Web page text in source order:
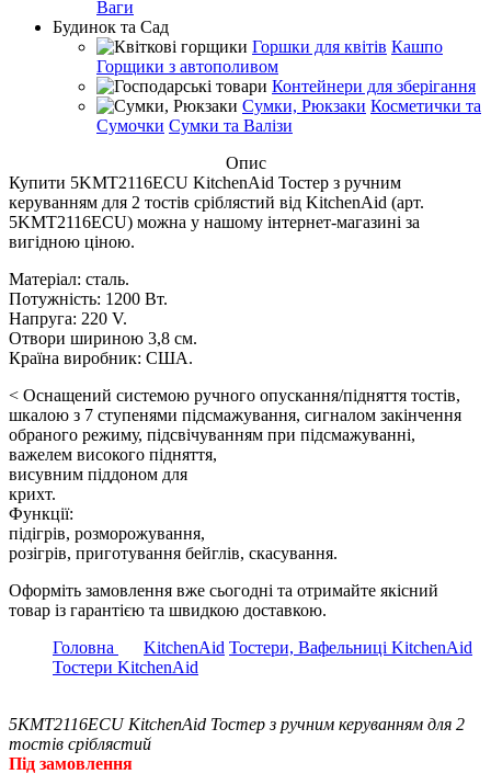
Ваги
Будинок та Сад
Горшки для квітів Кашпо
Горщики з автополивом
Контейнери для зберігання
Сумки, Рюкзаки Косметички та
Сумочки Сумки та Валізи
Опис
Купити 5KMT2116ЕCU KitchenAid Тостер з ручним
керуванням для 2 тостів сріблястий від KitchenAid (арт.
5KMT2116ЕCU) можна у нашому інтернет-магазині за
вигідною ціною.
Матеріал: сталь.
Потужність: 1200 Вт.
Напруга: 220 V.
Отвори шириною 3,8 см.
Країна виробник: США.
< Оснащений системою ручного опускання/підняття тостів,
шкалою з 7 ступенями підсмажування, сигналом закінчення
обраного режиму, підсвічуванням при підсмажуванні,
важелем високого підняття,
висувним піддоном для
крихт.
Функції:
підігрів, розморожування,
розігрів, приготування бейглів, скасування.
Оформіть замовлення вже сьогодні та отримайте якісний
товар із гарантією та швидкою доставкою.
Головна
KitchenAid Тостери, Вафельниці KitchenAid
Тостери KitchenAid
5KMT2116ЕCU KitchenAid Тостер з ручним керуванням для 2
тостів сріблястий
Під замовлення